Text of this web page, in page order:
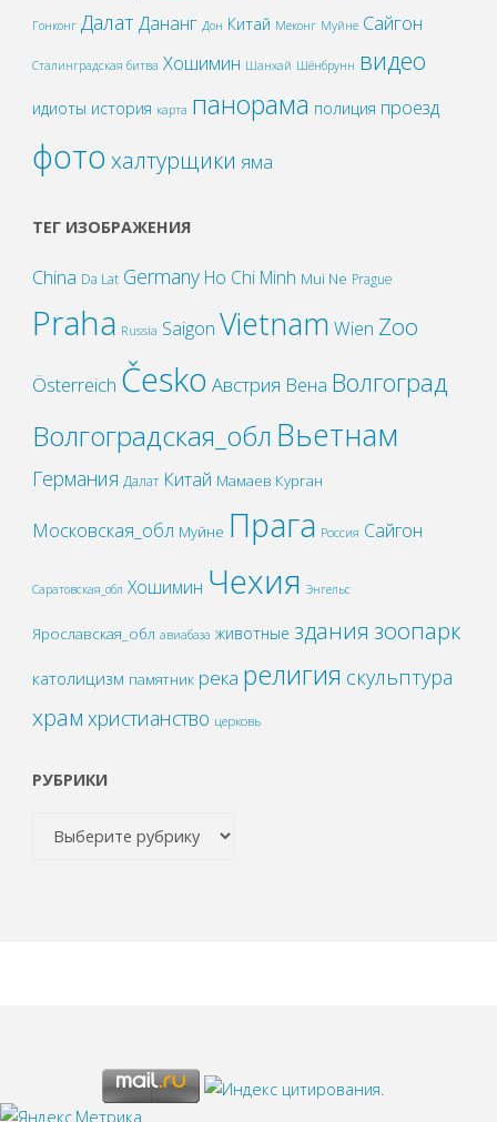
Гонконг ДалатДананг Дон Китай Меконг Муйне Сайгон
Сталинградская битва Хошимин Шанхай Шёнбрунн видео
идиоты история карта панорама полиция проезд
фотохалтурщики яма
ТЕГ ИЗОБРАЖЕНИЯ
China Da Lat Germany Ho Chi Minh Mui Ne Prague
Praha Russia Saigon Vietnam Wien Zoo
Österreich Česko Австрия Вена Волгоград
Волгоградская_обл Вьетнам
Германия Далат Китай Мамаев Курган
Московская_обл Муйне Прага Россия Сайгон
Саратовская_обл Хошимин Чехия Энгельс
Ярославская_обл авиабаза животные здания зоопарк
католицизм памятник река религия скульптура
храм христианство церковь
РУБРИКИ
.